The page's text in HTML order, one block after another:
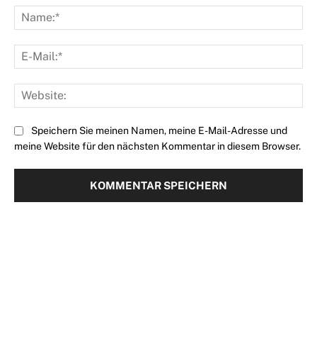
Speichern Sie meinen Namen, meine E-Mail-Adresse und
meine Website für den nächsten Kommentar in diesem Browser.